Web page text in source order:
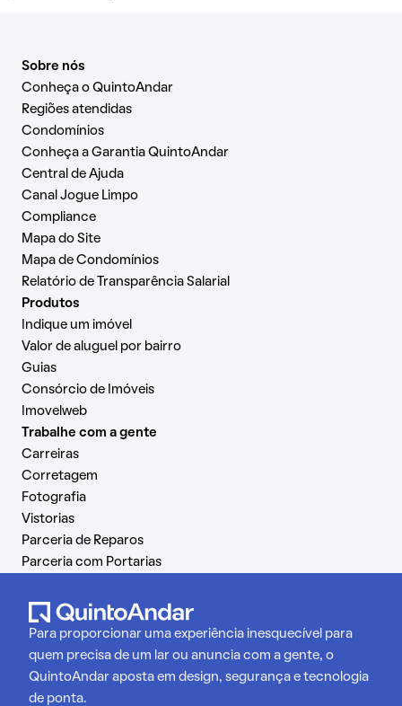
Sobre nós
Conheça o QuintoAndar
Regiões atendidas
Condomínios
Conheça a Garantia QuintoAndar
Central de Ajuda
Canal Jogue Limpo
Compliance
Mapa do Site
Mapa de Condomínios
Relatório de Transparência Salarial
Produtos
Indique um imóvel
Valor de aluguel por bairro
Guias
Consórcio de Imóveis
Imovelweb
Trabalhe com a gente
Carreiras
Corretagem
Fotografia
Vistorias
Parceria de Reparos
Parceria com Portarias
Para proporcionar uma experiência inesquecível para
quem precisa de um lar ou anuncia com a gente, o
QuintoAndar aposta em design, segurança e tecnologia
de ponta.